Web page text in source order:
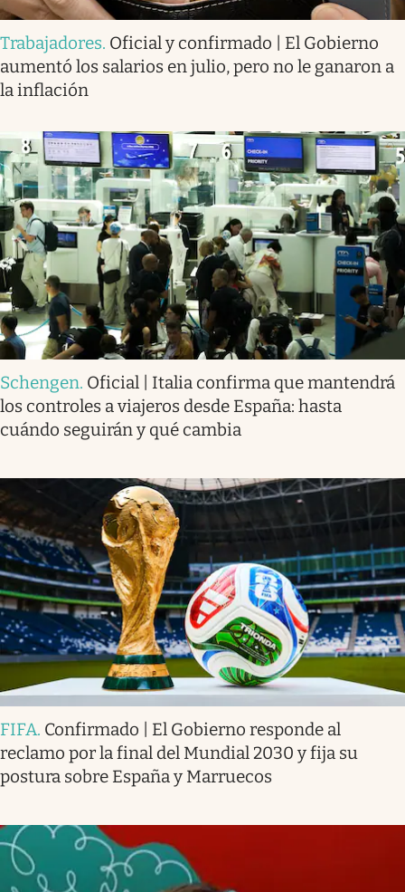
Trabajadores. Oficial y confirmado | El Gobierno
aumentó los salarios en julio, pero no le ganaron a
la inflación
Schengen. Oficial | Italia confirma que mantendrá
los controles a viajeros desde España: hasta
cuándo seguirán y qué cambia
FIFA. Confirmado | El Gobierno responde al
reclamo por la final del Mundial 2030 y fija su
postura sobre España y Marruecos